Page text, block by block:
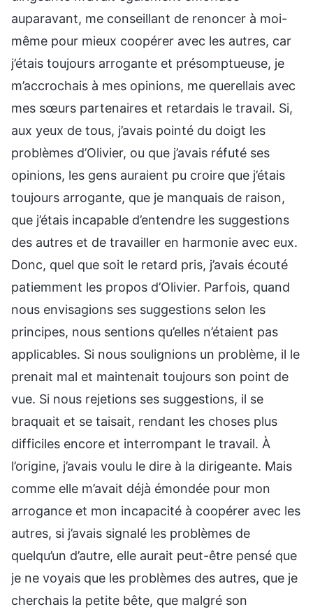
auparavant, me conseillant de renoncer à moi-
même pour mieux coopérer avec les autres, car
j’étais toujours arrogante et présomptueuse, je
m’accrochais à mes opinions, me querellais avec
mes sœurs partenaires et retardais le travail. Si,
aux yeux de tous, j’avais pointé du doigt les
problèmes d’Olivier, ou que j’avais réfuté ses
opinions, les gens auraient pu croire que j’étais
toujours arrogante, que je manquais de raison,
que j’étais incapable d’entendre les suggestions
des autres et de travailler en harmonie avec eux.
Donc, quel que soit le retard pris, j’avais écouté
patiemment les propos d’Olivier. Parfois, quand
nous envisagions ses suggestions selon les
principes, nous sentions qu’elles n’étaient pas
applicables. Si nous soulignions un problème, il le
prenait mal et maintenait toujours son point de
vue. Si nous rejetions ses suggestions, il se
braquait et se taisait, rendant les choses plus
difficiles encore et interrompant le travail. À
l’origine, j’avais voulu le dire à la dirigeante. Mais
comme elle m’avait déjà émondée pour mon
arrogance et mon incapacité à coopérer avec les
autres, si j’avais signalé les problèmes de
quelqu’un d’autre, elle aurait peut-être pensé que
je ne voyais que les problèmes des autres, que je
cherchais la petite bête, que malgré son